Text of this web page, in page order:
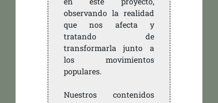
observando la realidad
que nos afecta y
tratando de
transformarla junto a
los movimientos
populares.
Nuestros contenidos